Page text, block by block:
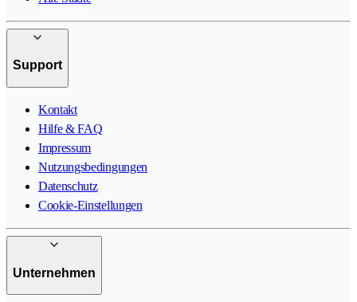
Support
Kontakt
Hilfe & FAQ
Impressum
Nutzungsbedingungen
Datenschutz
Cookie-Einstellungen
Unternehmen